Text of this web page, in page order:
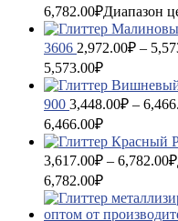
6,782.00₽Диапазон
3606 2,972.00₽ –
5,573.00₽
900 3,448.00₽ –
6,466.00₽
3,617.00₽ – 6,782.00₽
6,782.00₽